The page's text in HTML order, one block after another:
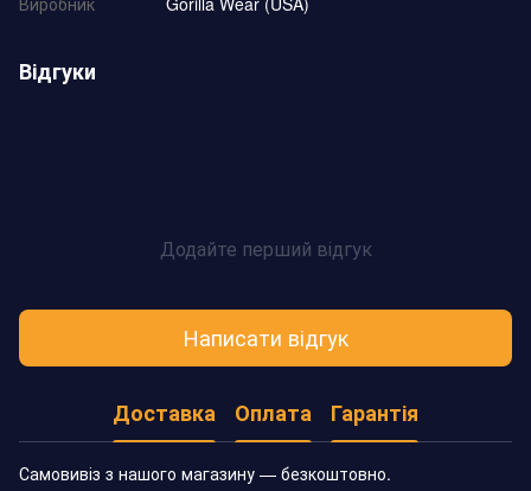
Відгуки
Додайте перший відгук
Написати відгук
Доставка Оплата Гарантія
Самовивіз з нашого магазину — безкоштовно.